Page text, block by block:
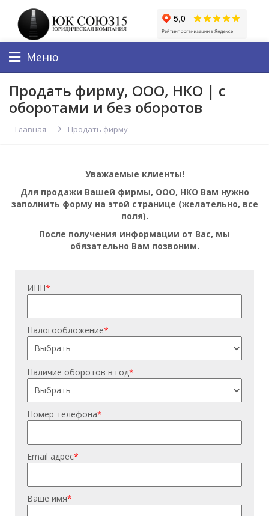
Меню
Продать фирму, ООО, НКО | с
оборотами и без оборотов
Главная Продать фирму
Уважаемые клиенты!
Для продажи Вашей фирмы, ООО, НКО Вам нужно
заполнить форму на этой странице (желательно, все
поля).
После получения информации от Вас, мы
обязательно Вам позвоним.
ИНН*
Налогообложение*
Наличие оборотов в год*
Номер телефона*
Email адрес*
Ваше имя*